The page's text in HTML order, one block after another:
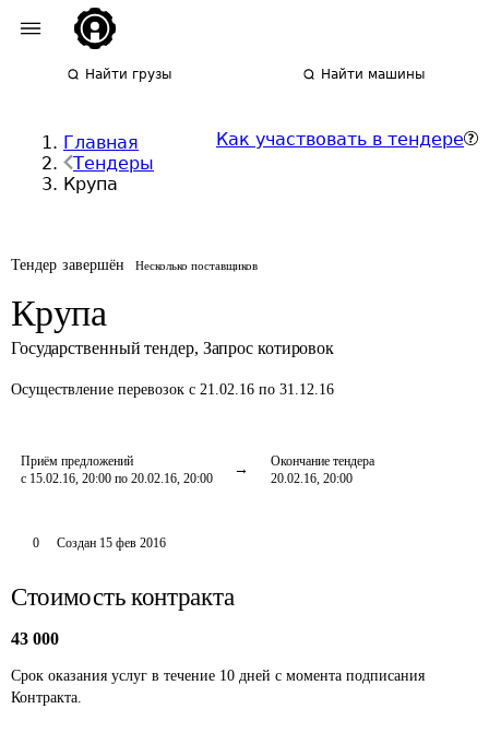
Найти грузы Найти машины
Главная
Тендеры
Крупа
Как участвовать в тендере
Тендер завершён Несколько поставщиков
Крупа
Государственный тендер, Запрос котировок
Осуществление перевозок с 21.02.16 по 31.12.16
Приём предложений
с 15.02.16, 20:00 по 20.02.16, 20:00
Окончание тендера
20.02.16, 20:00
0 Создан 15 фев 2016
Стоимость контракта
43 000
Срок оказания услуг в течение 10 дней с момента подписания
Контракта.